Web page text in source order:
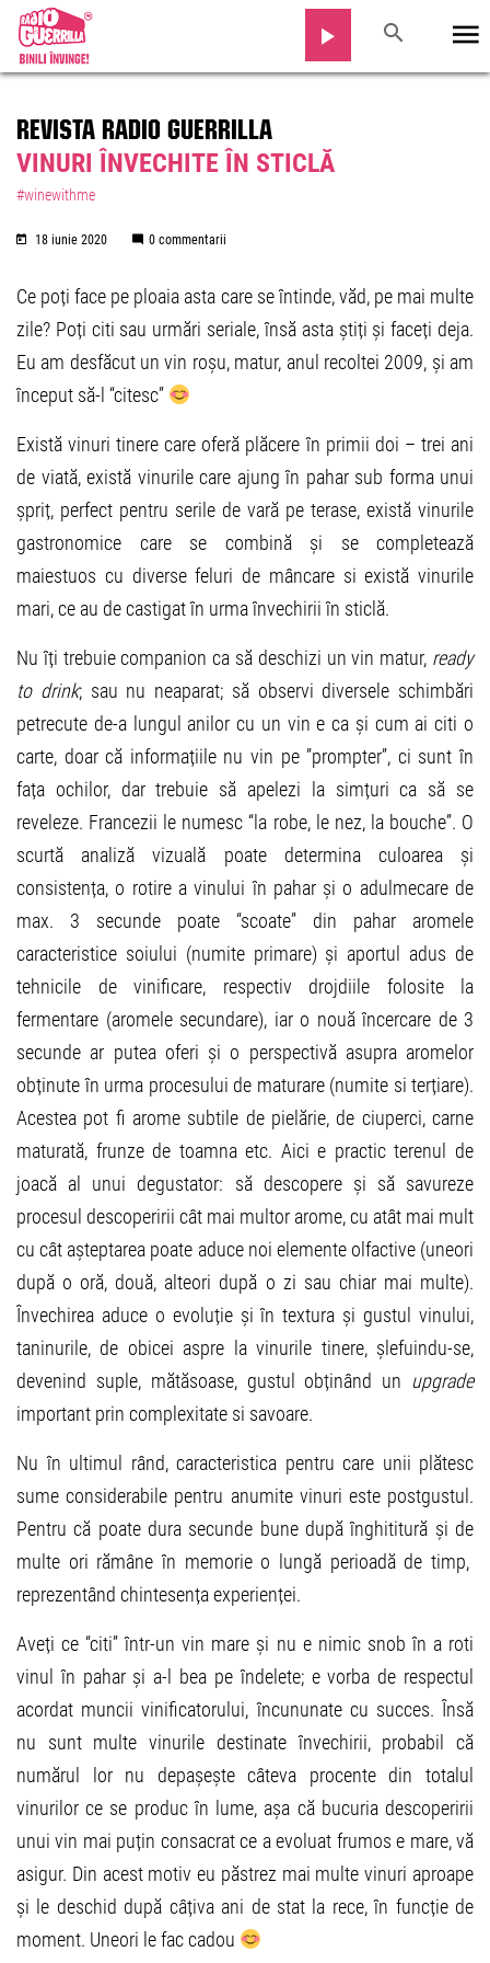
REVISTA RADIO GUERRILLA
VINURI ÎNVECHITE ÎN STICLĂ
#winewithme
18 iunie 2020 0 commentarii
Ce poți face pe ploaia asta care se întinde, văd, pe mai multe
zile? Poți citi sau urmări seriale, însă asta știți și faceți deja.
Eu am desfăcut un vin roșu, matur, anul recoltei 2009, și am
început să-l “citesc”
Există vinuri tinere care oferă plăcere în primii doi – trei ani
de viată, există vinurile care ajung în pahar sub forma unui
șpriț, perfect pentru serile de vară pe terase, există vinurile
gastronomice care se combină și se completează
maiestuos cu diverse feluri de mâncare si există vinurile
mari, ce au de castigat în urma învechirii în sticlă.
Nu îți trebuie companion ca să deschizi un vin matur, ready
to drink; sau nu neaparat; să observi diversele schimbări
petrecute de-a lungul anilor cu un vin e ca și cum ai citi o
carte, doar că informațiile nu vin pe ”prompter”, ci sunt în
fața ochilor, dar trebuie să apelezi la simțuri ca să se
reveleze. Francezii le numesc “la robe, le nez, la bouche”. O
scurtă analiză vizuală poate determina culoarea și
consistența, o rotire a vinului în pahar și o adulmecare de
max. 3 secunde poate “scoate” din pahar aromele
caracteristice soiului (numite primare) și aportul adus de
tehnicile de vinificare, respectiv drojdiile folosite la
fermentare (aromele secundare), iar o nouă încercare de 3
secunde ar putea oferi și o perspectivă asupra aromelor
obținute în urma procesului de maturare (numite si terțiare).
Acestea pot fi arome subtile de pielărie, de ciuperci, carne
maturată, frunze de toamna etc. Aici e practic terenul de
joacă al unui degustator: să descopere și să savureze
procesul descoperirii cât mai multor arome, cu atât mai mult
cu cât așteptarea poate aduce noi elemente olfactive (uneori
după o oră, două, alteori după o zi sau chiar mai multe).
Învechirea aduce o evoluție și în textura și gustul vinului,
taninurile, de obicei aspre la vinurile tinere, șlefuindu-se,
devenind suple, mătăsoase, gustul obținând un upgrade
important prin complexitate si savoare.
Nu în ultimul rând, caracteristica pentru care unii plătesc
sume considerabile pentru anumite vinuri este postgustul.
Pentru că poate dura secunde bune după înghititură și de
multe ori rămâne în memorie o lungă perioadă de timp,
reprezentând chintesența experienței.
Aveți ce “citi” într-un vin mare și nu e nimic snob în a roti
vinul în pahar și a-l bea pe îndelete; e vorba de respectul
acordat muncii vinificatorului, încununate cu succes. Însă
nu sunt multe vinurile destinate învechirii, probabil că
numărul lor nu depașește câteva procente din totalul
vinurilor ce se produc în lume, așa că bucuria descoperirii
unui vin mai puțin consacrat ce a evoluat frumos e mare, vă
asigur. Din acest motiv eu păstrez mai multe vinuri aproape
și le deschid după câțiva ani de stat la rece, în funcție de
moment. Uneori le fac cadou